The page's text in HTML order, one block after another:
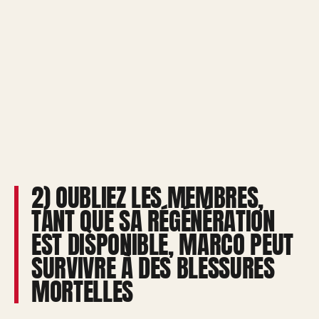
2) OUBLIEZ LES MEMBRES,
TANT QUE SA RÉGÉNÉRATION
EST DISPONIBLE, MARCO PEUT
SURVIVRE À DES BLESSURES
MORTELLES